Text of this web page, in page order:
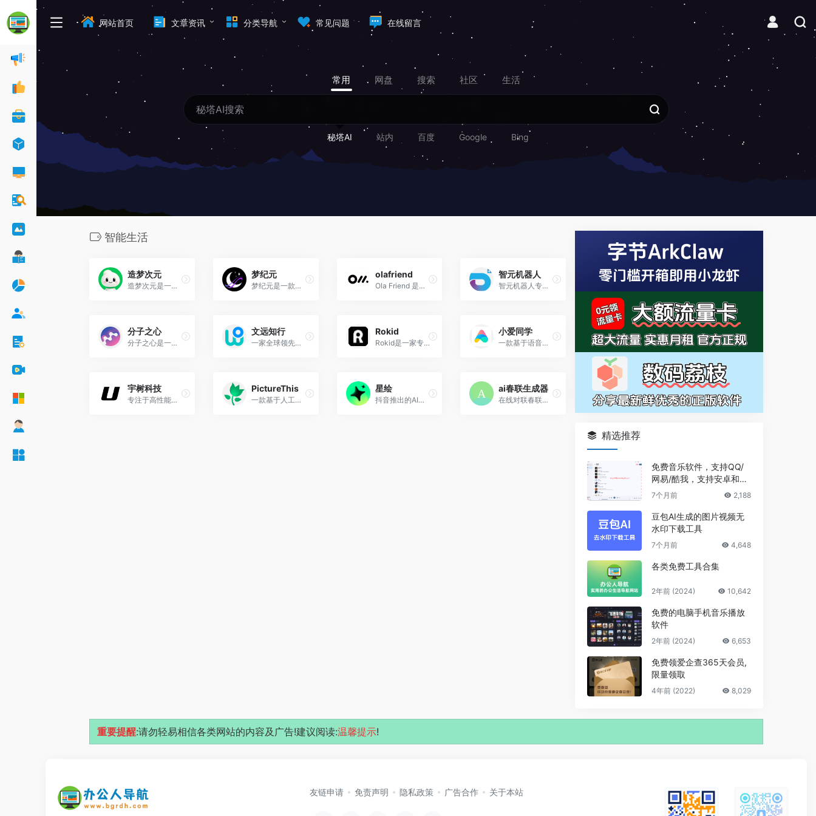
网站首页 文章资讯 分类导航 常见问题 在线留言
常用 网盘 搜索 社区 生活
秘塔AI 站内 百度 Google Bing
智能生活
造梦次元
造梦次元是一个千万用户的AI原生想象内容社区，它并非一个简单的AI聊天或陪伴应用，而是一个巧妙融合前沿AI技术，集游戏、社交、创作与娱乐于一体的多元奇妙世界。
梦纪元
梦纪元是一款全新的陪伴产品，让每一次记录都不再孤单。 与专属AI伙伴分享生活，收获温暖与理解。
olafriend
Ola Friend 是字节跳动旗下豆包团队推出的首款 AI 智能体耳机，结合了豆包大模型技术与开放式设计，为用户提供多场景的智能语音交互体验
智元机器人
智元机器人专注于AI与机器人融合创新，致力于打造具身智能机器人产品及应用生态。
分子之心
分子之心是一家专注于AI蛋白质设计的科技公司，致力于通过人工智能技术加速蛋白质的发现、优化与设计，推动生物科技领域的革新与发展。
文远知行
一家全球领先的L4级自动驾驶科技公司
Rokid
Rokid是一家专注于人机交互技术的公司，其主要产品包括AR眼镜、智能音箱、智能机器人等，致力于将AI和AR技术与行业应用相结合，为不同垂直领域的客户提供全栈式解决方案。
小爱同学
一款基于语音交互的人工智能助手软件，旨在为用户提供便捷的生活服务和智能体验
宇树科技
专注于高性能通用足式机器人及灵巧机械臂的研发、生产和销售
PictureThis
一款基于人工智能技术的植物识别应用程序
星绘
抖音推出的AI相机类应用，旨在为用户提供丰富的AI生图功能和创意照片生成服务
ai春联生成器
在线对联春联生成器
精选推荐
免费音乐软件，支持QQ/
网易/酷我，支持安卓和Wi
ndows平台
7个月前 2,188
豆包AI生成的图片视频无
水印下载工具
7个月前 4,648
各类免费工具合集
2年前 (2024) 10,642
免费的电脑手机音乐播放
软件
2年前 (2024) 6,653
免费领爱企查365天会员,
限量领取
4年前 (2022) 8,029
重要提醒:请勿轻易相信各类网站的内容及广告!建议阅读:温馨提示!
友链申请 免责声明 隐私政策 广告合作 关于本站